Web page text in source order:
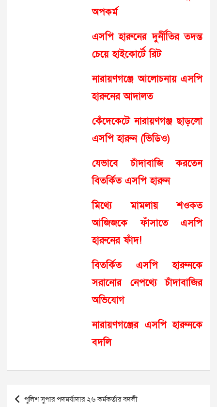
অপকর্ম
এসপি হারুনের দুর্নীতির তদন্ত
চেয়ে হাইকোর্টে রিট
নারায়ণগঞ্জে আলোচনায় এসপি
হারুনের আদালত
কেঁদেকেটে নারায়ণগঞ্জ ছাড়লো
এসপি হারুন (ভিডিও)
যেভাবে চাঁদাবাজি করতেন
বিতর্কিত এসপি হারুন
মিথ্যে মামলায় শওকত
আজিজকে ফাঁসাতে এসপি
হারুনের ফাঁদ!
বিতর্কিত এসপি হারুনকে
সরানোর নেপথ্যে চাঁদাবাজির
অভিযোগ
নারায়ণগঞ্জের এসপি হারুনকে
বদলি
Postপুলিশ সুপার পদমর্যাদার ২৬ কর্মকর্তার বদলী